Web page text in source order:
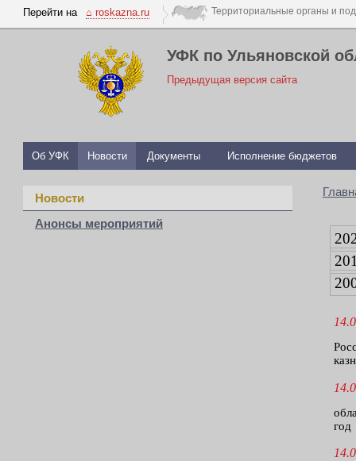
Перейти на ⌂ roskazna.ru
УФК по Ульяновской
Предыдущая версия сайта
Об УФК Новости Документы Исполнение бюджетов
Новости
Анонсы мероприятий
год